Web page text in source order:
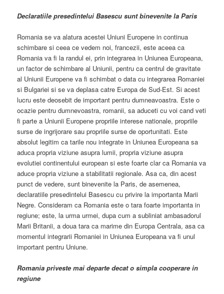
Declaratiile presedintelui Basescu sunt binevenite la Paris
Romania se va alatura acestei Uniuni Europene in continua
schimbare si ceea ce vedem noi, francezii, este aceea ca
Romania va fi la randul ei, prin integrarea in Uniunea Europeana,
un factor de schimbare al Uniunii, pentru ca centrul de gravitate
al Uniunii Europene va fi schimbat o data cu integrarea Romaniei
si Bulgariei si se va deplasa catre Europa de Sud-Est. Si acest
lucru este deosebit de important pentru dumneavoastra. Este o
ocazie pentru dumnevoastra, romanii, sa aduceti cu voi cand veti
fi parte a Uniunii Europene propriile interese nationale, propriile
surse de ingrijorare sau propriile surse de oportunitati. Este
absolut legitim ca tarile nou integrate in Uniunea Europeana sa
aduca propria viziune asupra lumii, propria viziune asupra
evolutiei continentului european si este foarte clar ca Romania va
aduce propria viziune a stabilitatii regionale. Asa ca, din acest
punct de vedere, sunt binevenite la Paris, de asemenea,
declaratiile presedintelui Basescu cu privire la importanta Marii
Negre. Consideram ca Romania este o tara foarte importanta in
regiune; este, la urma urmei, dupa cum a subliniat ambasadorul
Marii Britanii, a doua tara ca marime din Europa Centrala, asa ca
momentul integrarii Romaniei in Uniunea Europeana va fi unul
important pentru Uniune.
Romania priveste mai departe decat o simpla cooperare in
regiune